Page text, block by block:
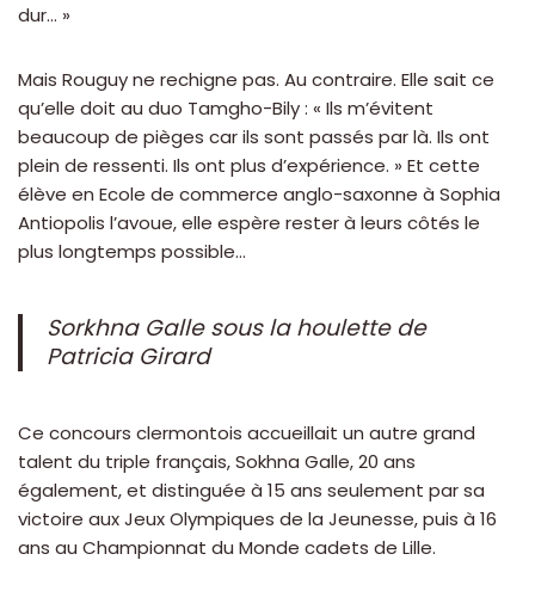
dur… »
Mais Rouguy ne rechigne pas. Au contraire. Elle sait ce
qu’elle doit au duo Tamgho-Bily : « Ils m’évitent
beaucoup de pièges car ils sont passés par là. Ils ont
plein de ressenti. Ils ont plus d’expérience. » Et cette
élève en Ecole de commerce anglo-saxonne à Sophia
Antiopolis l’avoue, elle espère rester à leurs côtés le
plus longtemps possible…
Sorkhna Galle sous la houlette de
Patricia Girard
Ce concours clermontois accueillait un autre grand
talent du triple français, Sokhna Galle, 20 ans
également, et distinguée à 15 ans seulement par sa
victoire aux Jeux Olympiques de la Jeunesse, puis à 16
ans au Championnat du Monde cadets de Lille.